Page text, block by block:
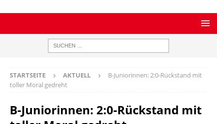
STARTSEITE AKTUELL
B-Juniorinnen: 2:0-Rückstand mit
toller Moral gedreht
B-Juniorinnen: 2:0-Rückstand mit